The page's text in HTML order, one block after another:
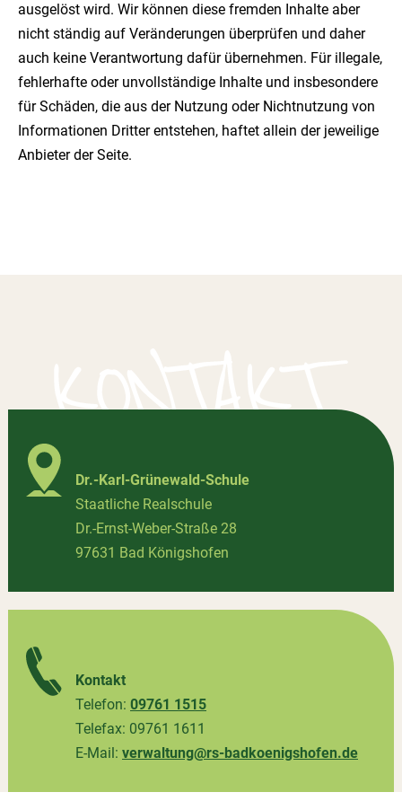
ausgelöst wird. Wir können diese fremden Inhalte aber
nicht ständig auf Veränderungen überprüfen und daher
auch keine Verantwortung dafür übernehmen. Für illegale,
fehlerhafte oder unvollständige Inhalte und insbesondere
für Schäden, die aus der Nutzung oder Nichtnutzung von
Informationen Dritter entstehen, haftet allein der jeweilige
Anbieter der Seite.
Dr.-Karl-Grünewald-Schule
Staatliche Realschule
Dr.-Ernst-Weber-Straße 28
97631 Bad Königshofen
Kontakt
Telefon: 09761 1515
Telefax: 09761 1611
E-Mail: verwaltung@rs-badkoenigshofen.de